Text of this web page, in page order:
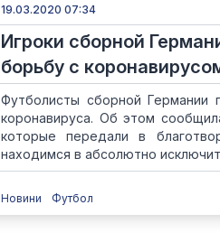
19.03.2020 07:34
Игроки сборной
борьбу с
Футболисты сборной
коронавируса. Об этом
которые передали в
находимся в абсолютно
Новини Футбол